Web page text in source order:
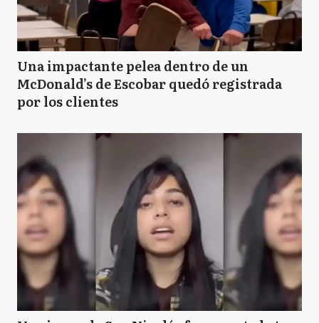
Una impactante pelea dentro de un
McDonald’s de Escobar quedó registrada
por los clientes